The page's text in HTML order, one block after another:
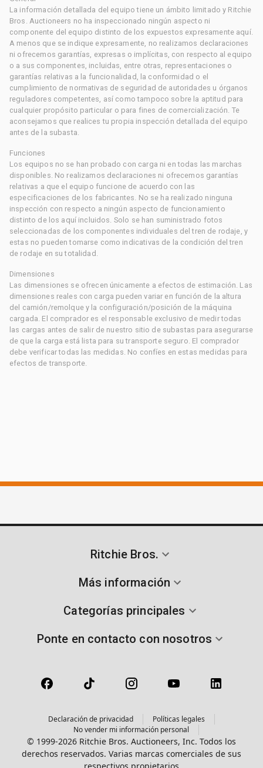
La información detallada del equipo tiene un ámbito limitado y Ritchie
Bros. Auctioneers no ha inspeccionado ningún aspecto ni
componente del equipo distinto de los expuestos expresamente aquí.
A menos que se indique expresamente, no realizamos declaraciones
ni ofrecemos garantías, expresas o implícitas, con respecto al equipo
o a sus componentes, incluidas, entre otras, representaciones o
garantías relativas a la funcionalidad, la conformidad o el
cumplimiento de normativas de seguridad de autoridades u órganos
reguladores competentes, así como tampoco sobre la aptitud para
cualquier propósito particular o para fines de comercialización. Te
aconsejamos que realices tu propia inspección detallada del equipo
antes de la subasta.
Funciones
Los equipos no se han probado con carga ni en todas las marchas
disponibles. No realizamos declaraciones ni ofrecemos garantías
relativas a que el equipo funcione de acuerdo con las
especificaciones de los fabricantes. No se ha realizado ninguna
inspección con respecto a ningún aspecto de funcionamiento
distinto de los aquí incluidos. Solo se han suministrado fotos
seleccionadas de los componentes individuales del tren de rodaje, y
estas no pueden tomarse como indicativas de la condición del tren
de rodaje en su totalidad.
Dimensiones
Las dimensiones se ofrecen únicamente a efectos de estimación. Las
dimensiones reales con carga pueden variar en función de la altura
del camión/remolque y la configuración/posición de la máquina
cargada. El comprador es el responsable exclusivo de medir todas
las cargas antes de salir de nuestro sitio de subastas para asegurarse
de que la carga está lista para su transporte seguro. El comprador
debe verificar todas las medidas. No confíes en estas medidas para
efectos de transporte.
Ritchie Bros.
Más información
Categorías principales
Ponte en contacto con nosotros
Declaración de privacidad
Políticas legales
No vender mi información personal
© 1999-2026 Ritchie Bros. Auctioneers, Inc. Todos los
derechos reservados. Varias marcas comerciales de sus